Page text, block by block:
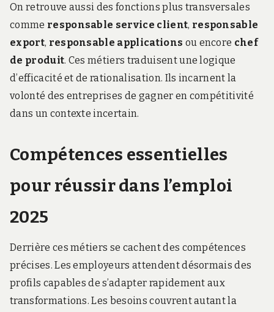
On retrouve aussi des fonctions plus transversales
comme responsable service client, responsable
export, responsable applications ou encore chef
de produit. Ces métiers traduisent une logique
d’efficacité et de rationalisation. Ils incarnent la
volonté des entreprises de gagner en compétitivité
dans un contexte incertain.
Compétences essentielles
pour réussir dans l’emploi
2025
Derrière ces métiers se cachent des compétences
précises. Les employeurs attendent désormais des
profils capables de s’adapter rapidement aux
transformations. Les besoins couvrent autant la